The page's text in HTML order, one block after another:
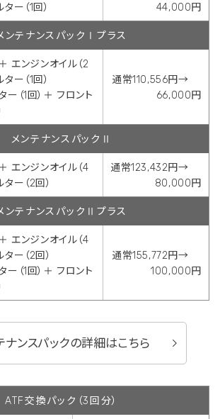
ー（1回）
44,000円
ンテナンスパックⅠプラス
エンジンオイル（2
ー（1回）
ー（1回）＋ フロント
通常110,556円→
66,000円
メンテナンスパックⅡ
エンジンオイル（4
ー（2回）
通常123,432円→
80,000円
ンテナンスパックⅡプラス
エンジンオイル（4
ー（2回）
ー（1回）＋ フロント
通常155,772円→
100,000円
ナンスパックの詳細はこちら
ATF交換パック（3回分）